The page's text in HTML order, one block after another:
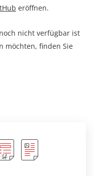
eröffnen.
nicht verfügbar ist
möchten, finden Sie